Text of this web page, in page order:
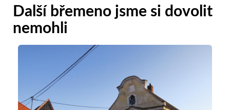
Další břemeno jsme si dovolit
nemohli